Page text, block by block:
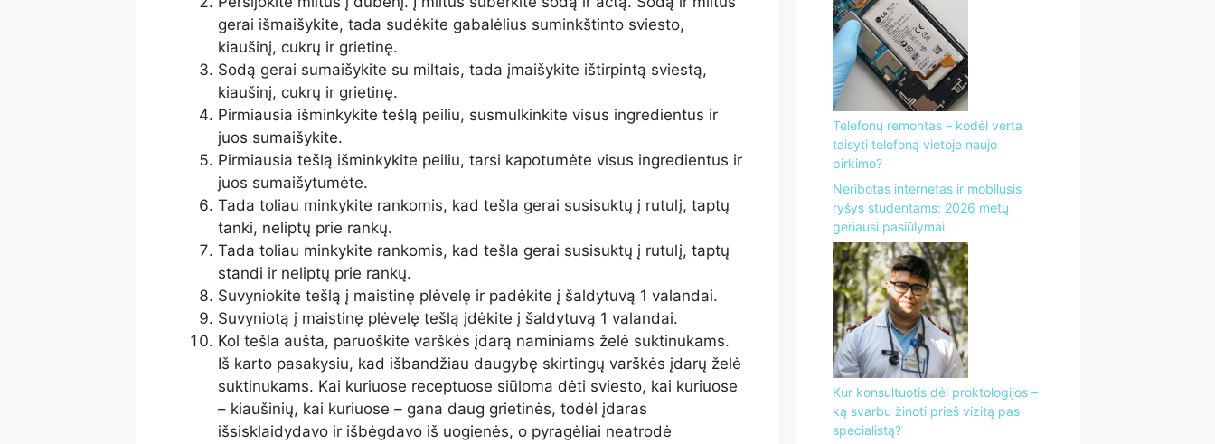
gerai išmaišykite, tada sudėkite gabalėlius suminkštinto sviesto,
kiaušinį, cukrų ir grietinę.
Sodą gerai sumaišykite su miltais, tada įmaišykite ištirpintą sviestą,
kiaušinį, cukrų ir grietinę.
Pirmiausia išminkykite tešlą peiliu, susmulkinkite visus ingredientus ir
juos sumaišykite.
Pirmiausia tešlą išminkykite peiliu, tarsi kapotumėte visus ingredientus ir
juos sumaišytumėte.
Tada toliau minkykite rankomis, kad tešla gerai susisuktų į rutulį, taptų
tanki, neliptų prie rankų.
Tada toliau minkykite rankomis, kad tešla gerai susisuktų į rutulį, taptų
standi ir neliptų prie rankų.
Suvyniokite tešlą į maistinę plėvelę ir padėkite į šaldytuvą 1 valandai.
Suvyniotą į maistinę plėvelę tešlą įdėkite į šaldytuvą 1 valandai.
Kol tešla aušta, paruoškite varškės įdarą naminiams želė suktinukams.
Iš karto pasakysiu, kad išbandžiau daugybę skirtingų varškės įdarų želė
suktinukams. Kai kuriuose receptuose siūloma dėti sviesto, kai kuriuose
– kiaušinių, kai kuriuose – gana daug grietinės, todėl įdaras
išsisklaidydavo ir išbėgdavo iš uogienės, o pyragėliai neatrodė
Telefonų remontas – kodėl verta
taisyti telefoną vietoje naujo
pirkimo?
Neribotas internetas ir mobilusis
ryšys studentams: 2026 metų
geriausi pasiūlymai
Kur konsultuotis dėl proktologijos –
ką svarbu žinoti prieš vizitą pas
specialistą?